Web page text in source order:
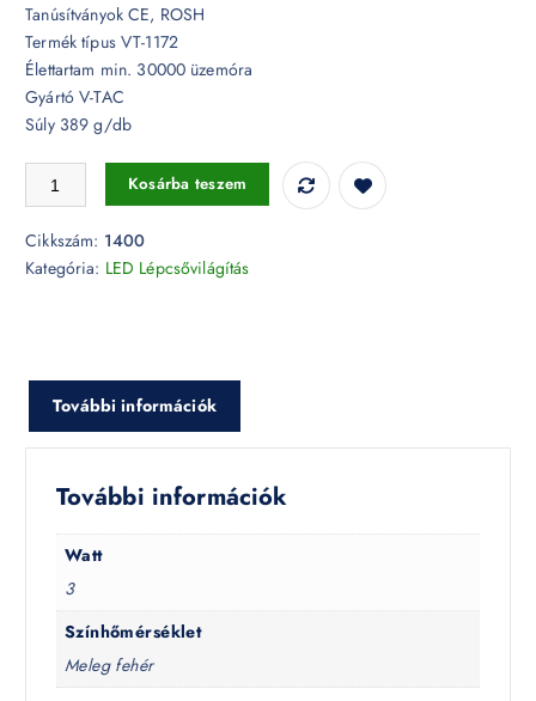
Tanúsítványok CE, ROSH
Termék típus VT-1172
Élettartam min. 30000 üzemóra
Gyártó V-TAC
Súly 389 g/db
3W Felületre szerelhető LED lépcsővilágítás IP65 3000K - 1400
Kosárba teszem
Cikkszám: 1400
Kategória: LED Lépcsővilágítás
További információk
További információk
Watt
3
Színhőmérséklet
Meleg fehér